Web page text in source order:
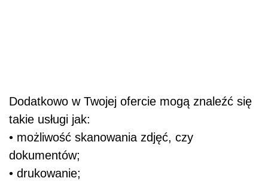
Dodatkowo w Twojej ofercie mogą znaleźć się
takie usługi jak:
• możliwość skanowania zdjęć, czy
dokumentów;
• drukowanie;